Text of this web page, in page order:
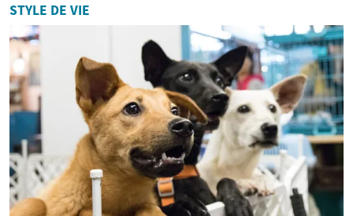
STYLE DE VIE